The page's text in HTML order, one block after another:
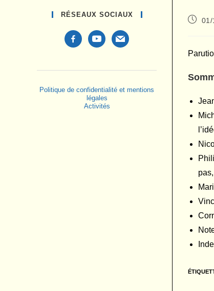
01/
RÉSEAUX SOCIAUX
facebook-
alt
youtubemail
Politique de confidentialité et mentions
légales
Activités